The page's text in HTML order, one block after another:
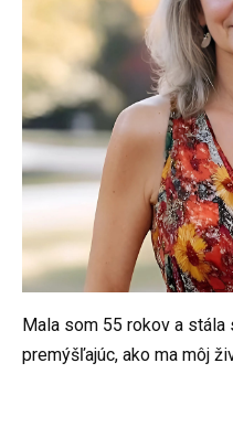
Mala som 55 rokov a
premýšľajúc, ako ma môj